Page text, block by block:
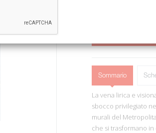
Sommario
La vena lirica e
sbocco privilegiato
murali del
che si trasformano